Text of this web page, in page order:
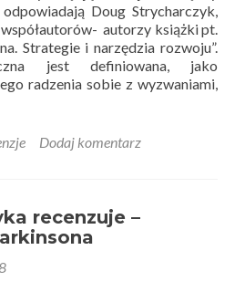
Doug Strycharczyk,
autorzy książki pt.
Strategie i narzędzia rozwoju”.
jest definiowana, jako
radzenia sobie z wyzwaniami,
Dodaj komentarz
recenzuje –